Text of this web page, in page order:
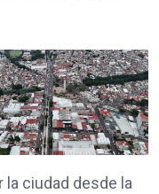
la ciudad desde la